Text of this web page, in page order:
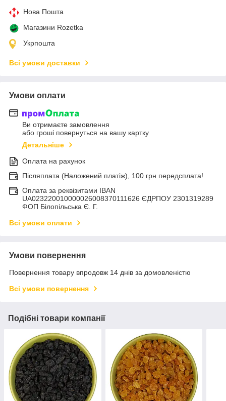
Нова Пошта
Магазини Rozetka
Укрпошта
Всі умови доставки
Умови оплати
Ви отримаєте замовлення
або гроші повернуться на вашу картку
Детальніше
Оплата на рахунок
Післяплата (Наложений платіж), 100 грн передсплата!
Оплата за реквізитами IBAN
UA023220010000026008370111626 ЄДРПОУ 2301319289
ФОП Білопільська Є. Г.
Всі умови оплати
Умови повернення
Повернення товару впродовж 14 днів за домовленістю
Всі умови повернення
Подібні товари компанії